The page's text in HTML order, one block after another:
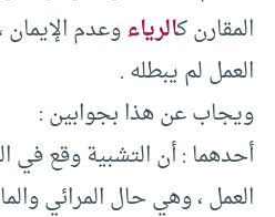
المقارن كالرياءوعدم الإيمان
العمل لم يبطله .
ويجاب عن هذا بجوابين :
أحدهما : أن التشبية وقع في
العمل ، وهي حال المرائي